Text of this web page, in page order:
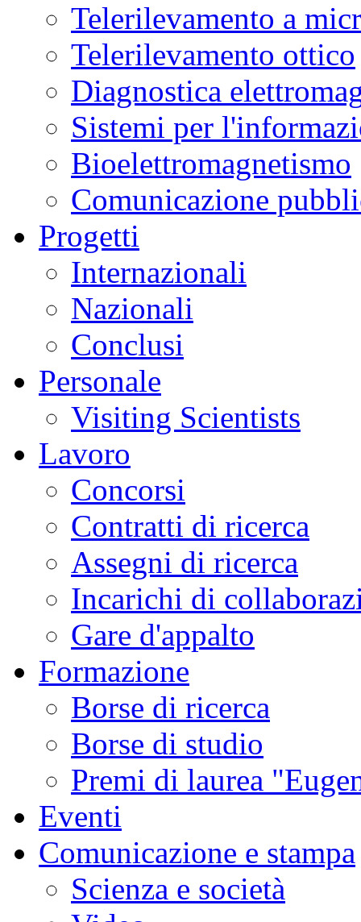
Telerilevamento a
Telerilevamento ottico
Diagnostica
Sistemi per
Bioelettromagnetismo
Comunicazione
Progetti
Internazionali
Nazionali
Conclusi
Personale
Visiting Scientists
Lavoro
Concorsi
Contratti di ricerca
Assegni di ricerca
Incarichi di
Gare d'appalto
Formazione
Borse di ricerca
Borse di studio
Premi di laurea
Eventi
Comunicazione e stampa
Scienza e società